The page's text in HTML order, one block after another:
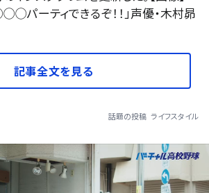
パーティできるぞ！！」声優・木村昴
記事全文を見る
話題の投稿 ライフスタイル